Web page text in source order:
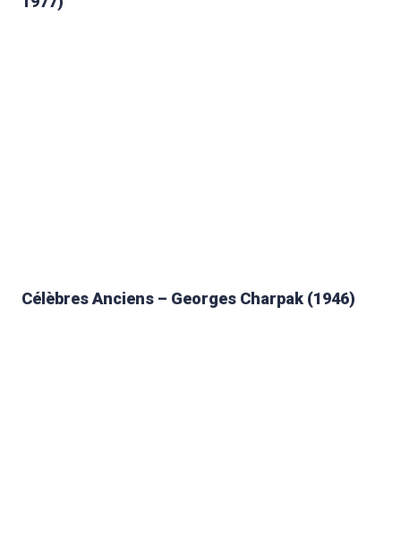
Célèbres Anciens – Georges Charpak (1946)